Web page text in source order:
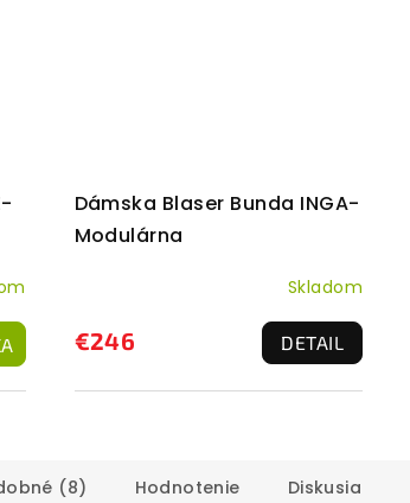
Dámska Blaser Bunda INGA-
Modulárna
Skladom
€246 DETAIL
(8) Hodnotenie Diskusia